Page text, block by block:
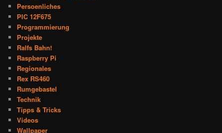
Persoenliches
PIC 12F675
Programmierung
Projekte
Ralfs Bahn!
Raspberry Pi
Regionales
Rex RS460
Rumgebastel
Technik
Tipps & Tricks
Videos
Wallpaper